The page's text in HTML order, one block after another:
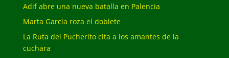
Adif abre una nueva batalla en Palencia
Marta García roza el doblete
La Ruta del Pucherito cita a los amantes de la
cuchara